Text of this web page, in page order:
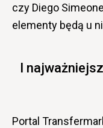
czy Diego
elementy będą u
I
Portal